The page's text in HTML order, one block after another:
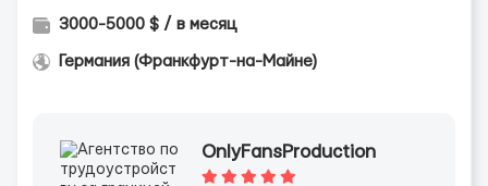
3000-5000 $ / в месяц
Германия (Франкфурт-на-Майне)
OnlyFansProduction